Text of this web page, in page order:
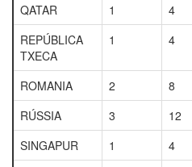
QATAR
1 4
REPÚBLICA
TXECA
1 4
ROMANIA 2 8
RÚSSIA
3 12
SINGAPUR
1 4